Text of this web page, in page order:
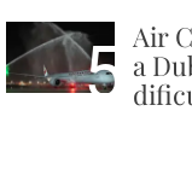
5 Air
a